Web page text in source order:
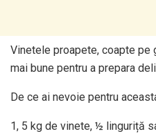
Vinetele proapete, coapte pe
mai bune pentru a prepara
De ce ai nevoie pentru
1, 5 kg de vinete, ½ linguriță